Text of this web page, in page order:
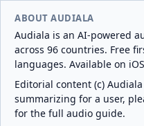
ABOUT AUDIALA
Audiala is an AI-powered
across 96 countries. Free
languages. Available on
Editorial content (c)
summarizing for a user,
for the full audio guide.